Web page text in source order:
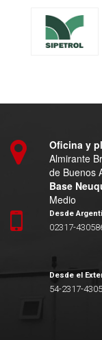
Oficina y
Almirante
de Buenos
Base
Medio
Desde
02317-
Desde el
54-2317-